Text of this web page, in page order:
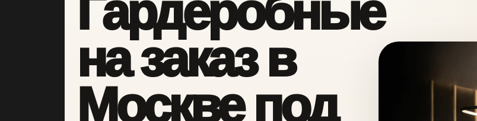
Гардеробные
на заказ в
Москве под